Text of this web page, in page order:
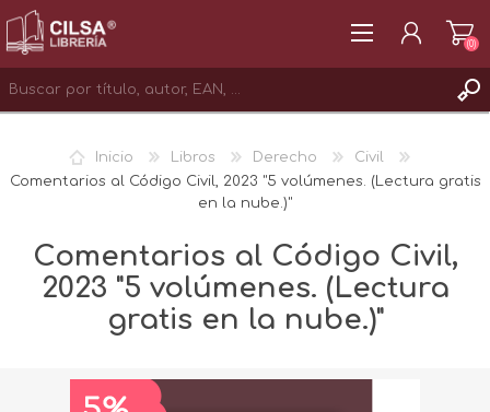
INICIAR SESIÓN
(0)
Inicio Libros Derecho
Civil
Comentarios al Código Civil, 2023 "5 volúmenes. (Lectura gratis
en la nube.)"
Comentarios al Código Civil,
2023 "5 volúmenes. (Lectura
gratis en la nube.)"